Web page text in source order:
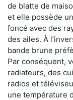
de blatte de
et elle possède
foncé avec des
des ailes. À
bande brune
Par conséquent,
radiateurs, des
radios et
une température